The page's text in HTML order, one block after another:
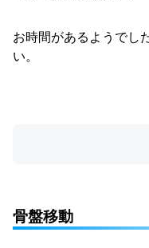
お時間があるようでし
い。
骨盤移動